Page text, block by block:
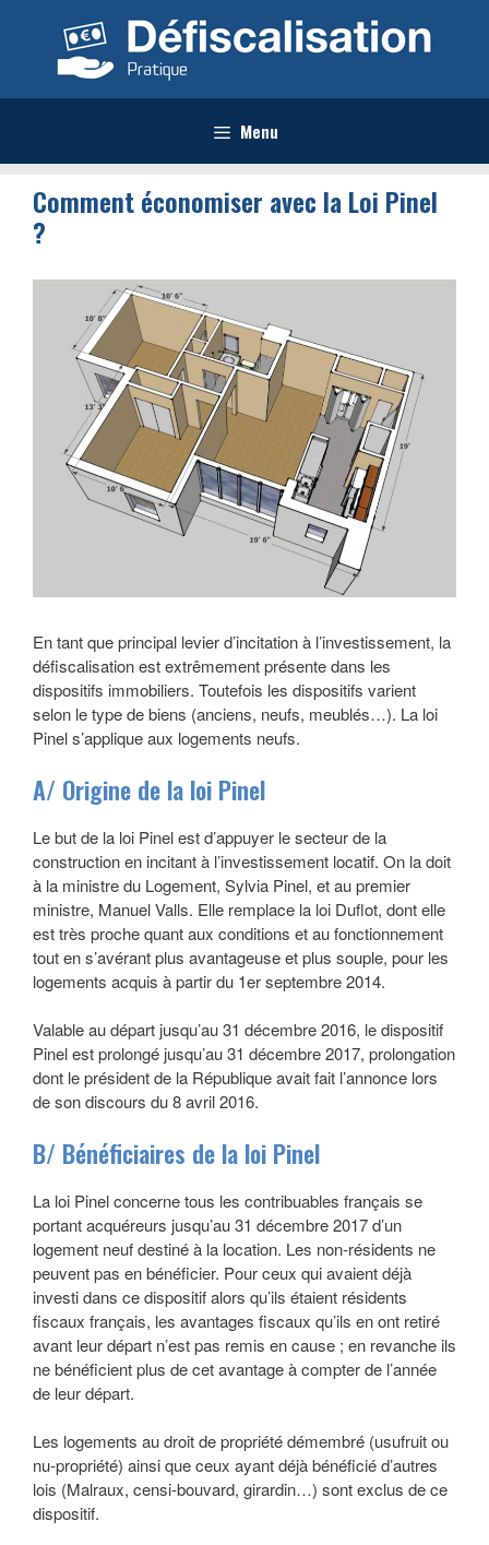
Menu
Comment économiser avec la Loi Pinel
?
En tant que principal levier d’incitation à l’investissement, la
défiscalisation est extrêmement présente dans les
dispositifs immobiliers. Toutefois les dispositifs varient
selon le type de biens (anciens, neufs, meublés…). La loi
Pinel s’applique aux logements neufs.
A/ Origine de la loi Pinel
Le but de la loi Pinel est d’appuyer le secteur de la
construction en incitant à l’investissement locatif. On la doit
à la ministre du Logement, Sylvia Pinel, et au premier
ministre, Manuel Valls. Elle remplace la loi Duflot, dont elle
est très proche quant aux conditions et au fonctionnement
tout en s’avérant plus avantageuse et plus souple, pour les
logements acquis à partir du 1er septembre 2014.
Valable au départ jusqu’au 31 décembre 2016, le dispositif
Pinel est prolongé jusqu’au 31 décembre 2017, prolongation
dont le président de la République avait fait l’annonce lors
de son discours du 8 avril 2016.
B/ Bénéficiaires de la loi Pinel
La loi Pinel concerne tous les contribuables français se
portant acquéreurs jusqu’au 31 décembre 2017 d’un
logement neuf destiné à la location. Les non-résidents ne
peuvent pas en bénéficier. Pour ceux qui avaient déjà
investi dans ce dispositif alors qu’ils étaient résidents
fiscaux français, les avantages fiscaux qu’ils en ont retiré
avant leur départ n’est pas remis en cause ; en revanche ils
ne bénéficient plus de cet avantage à compter de l’année
de leur départ.
Les logements au droit de propriété démembré (usufruit ou
nu-propriété) ainsi que ceux ayant déjà bénéficié d’autres
lois (Malraux, censi-bouvard, girardin…) sont exclus de ce
dispositif.